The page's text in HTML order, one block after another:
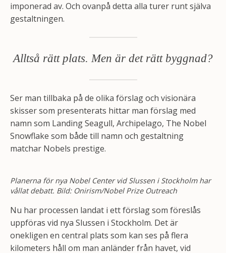
imponerad av. Och ovanpå detta alla turer runt själva
gestaltningen.
Alltså rätt plats. Men är det rätt byggnad?
Ser man tillbaka på de olika förslag och visionära
skisser som presenterats hittar man förslag med
namn som Landing Seagull, Archipelago, The Nobel
Snowflake som både till namn och gestaltning
matchar Nobels prestige.
Planerna för nya Nobel Center vid Slussen i Stockholm har
vållat debatt. Bild: Onirism/Nobel Prize Outreach
Nu har processen landat i ett förslag som föreslås
uppföras vid nya Slussen i Stockholm. Det är
onekligen en central plats som kan ses på flera
kilometers håll om man anländer från havet, vid